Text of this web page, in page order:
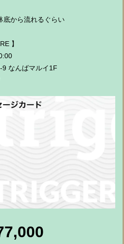
から流れるぐらい
】
なんばマルイ1F